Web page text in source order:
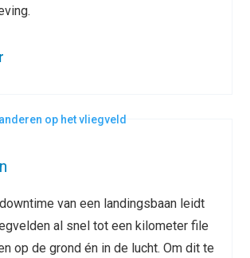
van een landingsbaan leidt
al snel tot een kilometer file
op de grond én in de lucht. Om dit te